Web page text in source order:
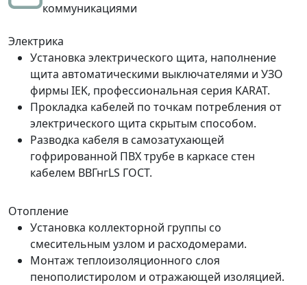
коммуникациями
Электрика
Установка электрического щита, наполнение
щита автоматическими выключателями и УЗО
фирмы IEK, профессиональная серия KARAT.
Прокладка кабелей по точкам потребления от
электрического щита скрытым способом.
Разводка кабеля в самозатухающей
гофрированной ПВХ трубе в каркасе стен
кабелем ВВГнгLS ГОСТ.
Отопление
Установка коллекторной группы со
смесительным узлом и расходомерами.
Монтаж теплоизоляционного слоя
пенополистиролом и отражающей изоляцией.